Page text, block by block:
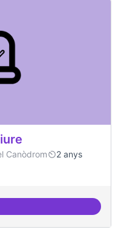
Canòdrom
2 anys
i programari lliure